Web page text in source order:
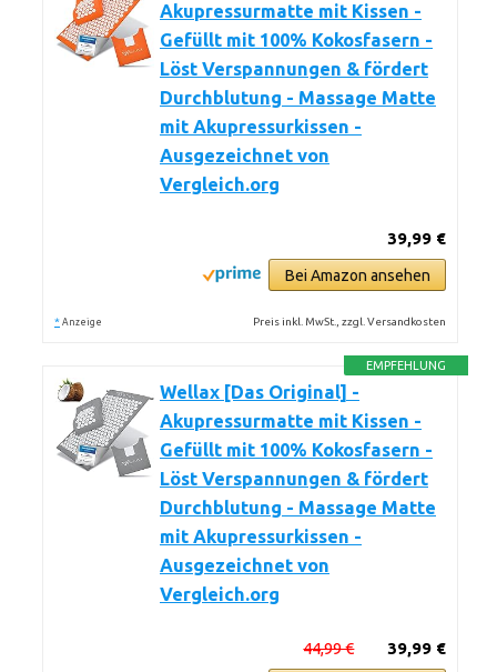
Akupressurmatte mit Kissen -
Gefüllt mit 100% Kokosfasern -
Löst Verspannungen & fördert
Durchblutung - Massage Matte
mit Akupressurkissen -
Ausgezeichnet von
Vergleich.org
39,99 €
Bei Amazon ansehen
* Anzeige Preis inkl. MwSt., zzgl. Versandkosten
EMPFEHLUNG
Wellax [Das Original] -
Akupressurmatte mit Kissen -
Gefüllt mit 100% Kokosfasern -
Löst Verspannungen & fördert
Durchblutung - Massage Matte
mit Akupressurkissen -
Ausgezeichnet von
Vergleich.org
39,99 €
44,99 €